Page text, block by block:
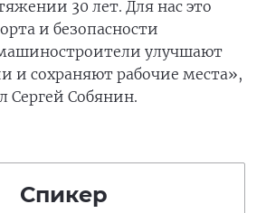
30 лет. Для нас это
и безопасности
улучшают
и сохраняют рабочие места»,
Собянин.
Спикер